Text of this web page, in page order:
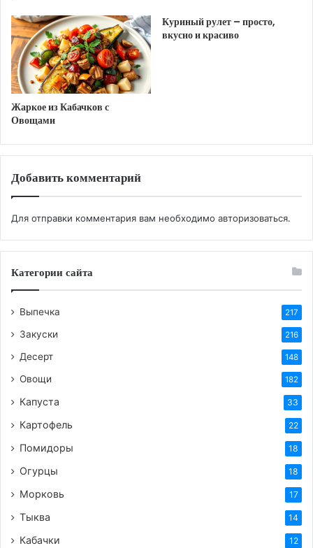
Пока паэлья обжаривается, вскипятить 600 мл
воды и растворить в ней шафран. Должен
получиться бульон оранжевого цвета. Дорогой
шафран можно заменить куркумой.
Залить смесь «шафрановой водой», сверху
выложить сырые очищенные креветки, кольца
кальмара и накрыть сковородку крышкой.
180 градусов и запекать в течении 20 минут,
Прежде чем вынимать блюдо из духовки,
нужно попробовать рис на вкус. Если он
https://femalemir.ru/?p=3856&preview=true
Теги
Жаркое из Кабачков с
Овощами
Куриный рулет – просто,
вкусно и красиво
Добавить комментарий
Для отправки комментария вам необходимо авторизоваться.
Категории сайта
Выпечка 217
Закуски 216
Десерт 148
Овощи 182
Капуста 33
Картофель 22
Помидоры 18
Огурцы 18
Морковь 17
Тыква 14
Кабачки 12